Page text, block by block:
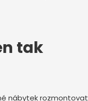
tak
nábytek rozmontovat